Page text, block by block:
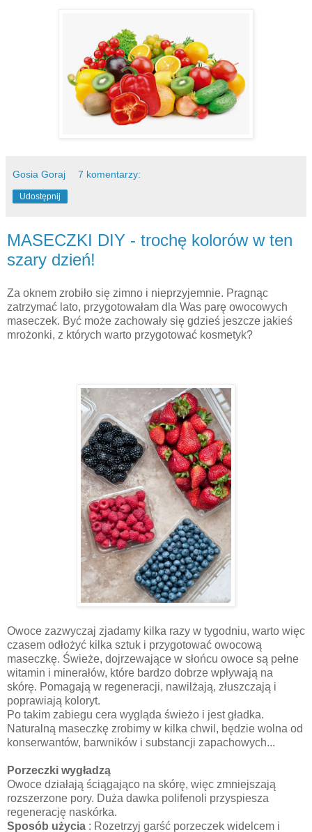
Gosia Goraj 7 komentarzy:
Udostępnij
MASECZKI DIY - trochę kolorów w ten
szary dzień!
Za oknem zrobiło się zimno i nieprzyjemnie. Pragnąc
zatrzymać lato, przygotowałam dla Was parę owocowych
maseczek. Być może zachowały się gdzieś jeszcze jakieś
mrożonki, z których warto przygotować kosmetyk?
Owoce zazwyczaj zjadamy kilka razy w tygodniu, warto więc
czasem odłożyć kilka sztuk i przygotować owocową
maseczkę. Świeże, dojrzewające w słońcu owoce są pełne
witamin i minerałów, które bardzo dobrze wpływają na
skórę. Pomagają w regeneracji, nawilżają, złuszczają i
poprawiają koloryt.
Po takim zabiegu cera wygląda świeżo i jest gładka.
Naturalną maseczkę zrobimy w kilka chwil, będzie wolna od
konserwantów, barwników i substancji zapachowych...
Porzeczki wygładzą
Owoce działają ściągająco na skórę, więc zmniejszają
rozszerzone pory. Duża dawka polifenoli przyspiesza
regenerację naskórka.
Sposób użycia : Rozetrzyj garść porzeczek widelcem i